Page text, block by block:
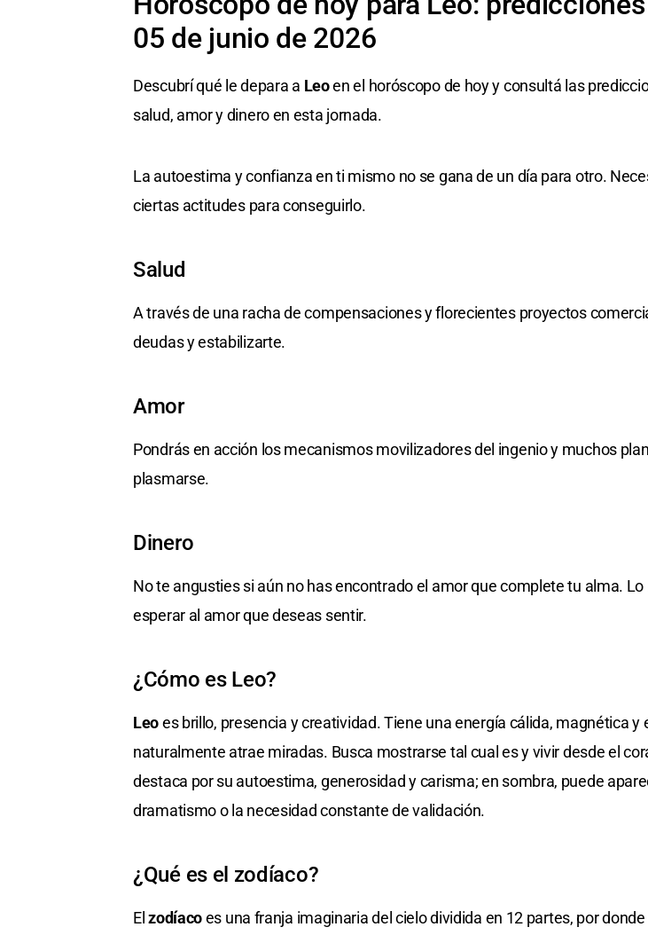
05 de junio de 2026
Descubrí qué le depara a Leoen el horóscopo de hoy y consultá las
salud, amor y dinero en esta jornada.
La autoestima y confianza en ti mismo no se gana de un día para otro.
ciertas actitudes para conseguirlo.
Salud
A través de una racha de compensaciones y florecientes proyectos
deudas y estabilizarte.
Amor
Pondrás en acción los mecanismos movilizadores del ingenio y muchos
plasmarse.
Dinero
No te angusties si aún no has encontrado el amor que complete tu alma.
esperar al amor que deseas sentir.
¿Cómo es Leo?
Leoes brillo, presencia y creatividad. Tiene una energía cálida, magnética y
naturalmente atrae miradas. Busca mostrarse tal cual es y vivir desde el
destaca por su autoestima, generosidad y carisma; en sombra, puede
dramatismo o la necesidad constante de validación.
¿Qué es el zodíaco?
Elzodíacoes una franja imaginaria del cielo dividida en 12 partes, por